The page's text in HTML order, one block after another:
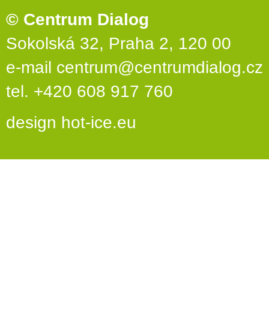
© Centrum Dialog
Sokolská 32, Praha 2, 120 00
e-mail centrum@centrumdialog.cz
tel. +420 608 917 760
design hot-ice.eu